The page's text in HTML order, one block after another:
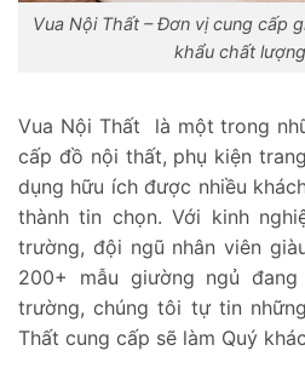
Vua Nội Thất – Đơn vị cung cấp
khẩu chất
Vua Nội Thất là một trong
cấp đồ nội thất, phụ kiện
dụng hữu ích được nhiều
thành tin chọn. Với kinh
trường, đội ngũ nhân viên
200+ mẫu giường ngủ
trường, chúng tôi tự tin
Thất cung cấp sẽ làm Quý